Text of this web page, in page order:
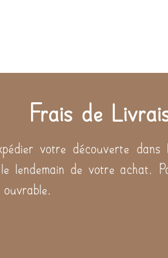
Frais de
votre découverte
lendemain de votre achat.